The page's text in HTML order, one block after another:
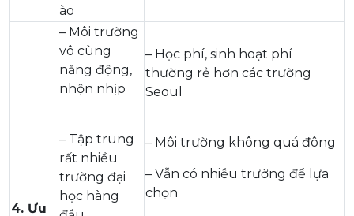
ào
4. Ưu
– Môi trường
vô cùng
năng động,
nhộn nhịp
– Tập trung
rất nhiều
trường đại
học hàng
– Học phí, sinh hoạt phí
thường rẻ hơn các trường
Seoul
– Môi trường không quá đông
– Vẫn có nhiều trường để lựa
chọn